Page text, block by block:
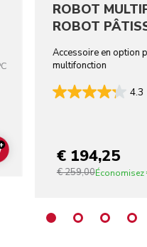
ADD TO CART
ROBOT
ROBOT
Accessoire en option
multifonction
4.3
€ 194,25
€ 259,00Économisez